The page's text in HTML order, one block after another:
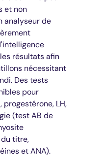
et non
analyseur de
résultats afin
nécessitant
Des tests
pour
LH,
(test AB de
titre,
et ANA).